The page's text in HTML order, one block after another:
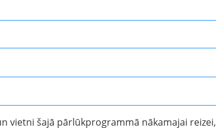
vietni šajā pārlūkprogrammā nākamajai reizei,